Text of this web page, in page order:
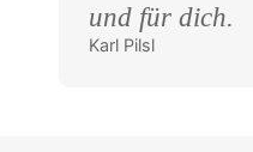
und für dich.
Karl Pilsl